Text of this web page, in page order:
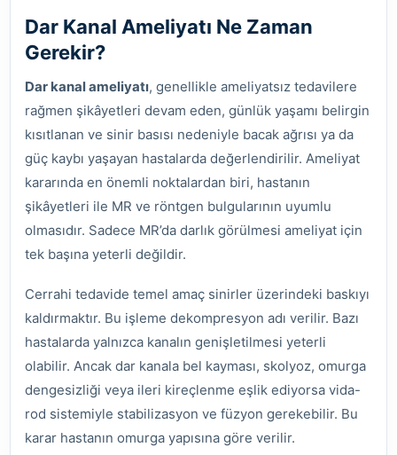
Dar Kanal Ameliyatı Ne Zaman
Gerekir?
Dar kanal ameliyatı, genellikle ameliyatsız tedavilere
rağmen şikâyetleri devam eden, günlük yaşamı belirgin
kısıtlanan ve sinir basısı nedeniyle bacak ağrısı ya da
güç kaybı yaşayan hastalarda değerlendirilir. Ameliyat
kararında en önemli noktalardan biri, hastanın
şikâyetleri ile MR ve röntgen bulgularının uyumlu
olmasıdır. Sadece MR’da darlık görülmesi ameliyat için
tek başına yeterli değildir.
Cerrahi tedavide temel amaç sinirler üzerindeki baskıyı
kaldırmaktır. Bu işleme dekompresyon adı verilir. Bazı
hastalarda yalnızca kanalın genişletilmesi yeterli
olabilir. Ancak dar kanala bel kayması, skolyoz, omurga
dengesizliği veya ileri kireçlenme eşlik ediyorsa vida-
rod sistemiyle stabilizasyon ve füzyon gerekebilir. Bu
karar hastanın omurga yapısına göre verilir.